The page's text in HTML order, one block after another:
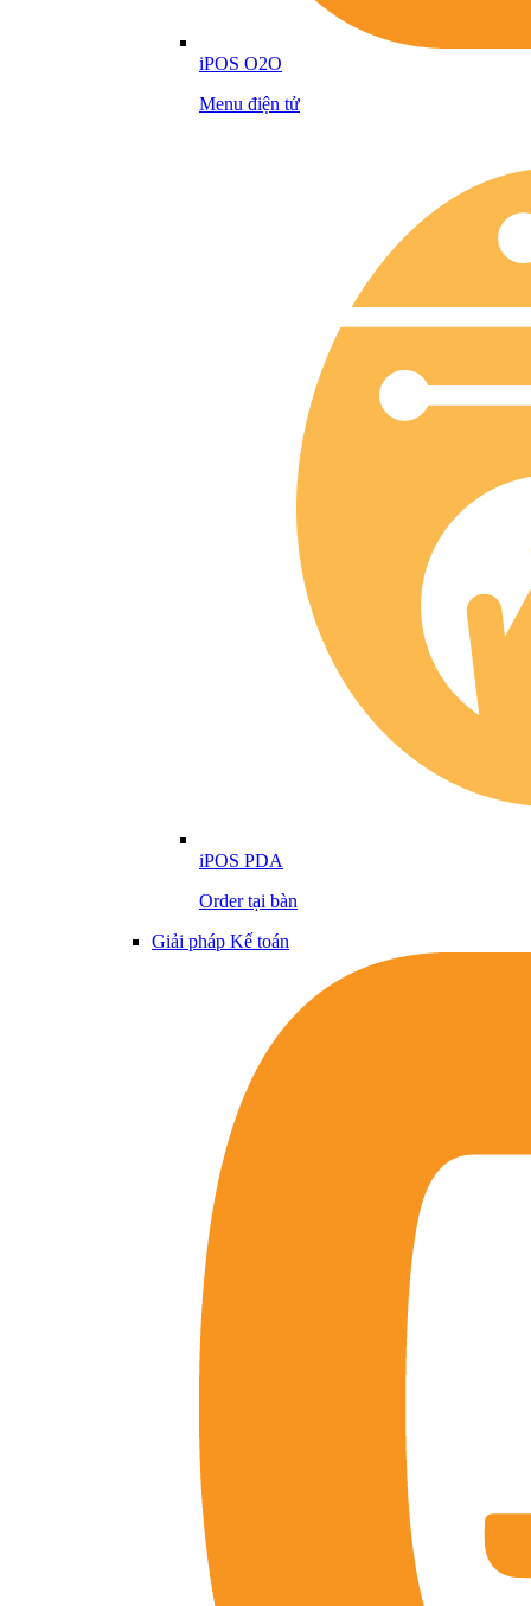
iPOS O2O
Menu điện tử
iPOS PDA
Order tại bàn
Giải pháp Kế toán